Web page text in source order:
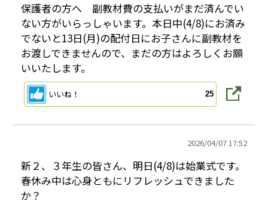
保護者の方へ 副教材費の支払いがまだ済んでい
ない方がいらっしゃいます。本日中(4/8)にお済み
でないと13日(月)の配付日にお子さんに副教材を
お渡しできませんので、まだの方はよろしくお願
いいたします。
いいね！ 25
2026/04/07 17:52
新２、３年生の皆さん、明日(4/8)は始業式です。
春休み中は心身ともにリフレッシュできました
か？